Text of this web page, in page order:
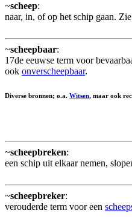
~scheep:
naar, in, of op het schip gaan.
~scheepbaar:
17de eeuwse term voor
ook onverscheepbaar.
Diverse bronnen; o.a. Witsen, maar ook
~scheepbreken:
een schip uit elkaar nemen,
~scheepbreker:
verouderde term voor een